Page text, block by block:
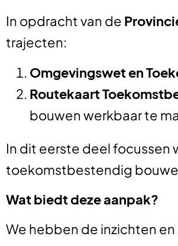
In opdracht van de
trajecten:
Omgevingswet en
Routekaart
bouwen werkbaar te
In dit eerste deel
toekomstbestendig
Wat biedt deze aanpak?
We hebben de inzichten